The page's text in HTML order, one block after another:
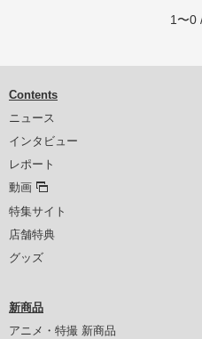
1〜0
Contents
ニュース
インタビュー
レポート
動画
特集サイト
店舗特典
グッズ
新商品
アニメ・特撮 新商品